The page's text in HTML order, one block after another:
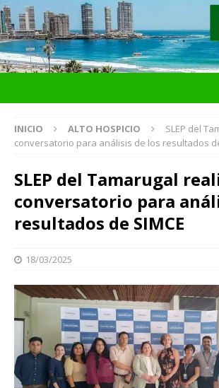
INICIO ALTO HOSPICIO
SLEP del
conversatorio para análisis de los resultados
SLEP del Tamarugal
conversatorio para
resultados de SIMCE
18/03/2025